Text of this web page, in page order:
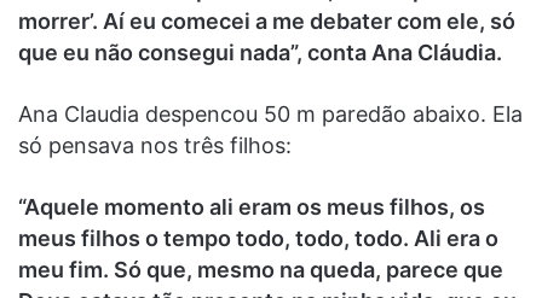
morrer’. Aí eu comecei a me debater com ele, só
que eu não consegui nada”, conta Ana Cláudia.
Ana Claudia despencou 50 m paredão abaixo. Ela
só pensava nos três filhos:
“Aquele momento ali eram os meus filhos, os
meus filhos o tempo todo, todo, todo. Ali era o
meu fim. Só que, mesmo na queda, parece que